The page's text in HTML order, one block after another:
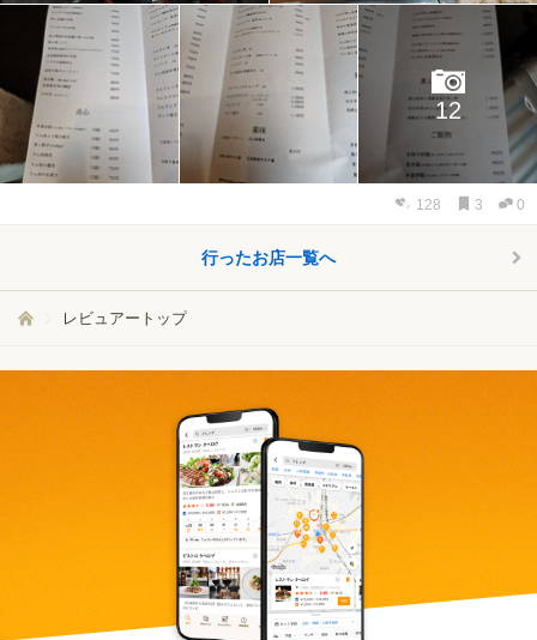
12
128 3 0
行ったお店一覧へ
レビュアートップ